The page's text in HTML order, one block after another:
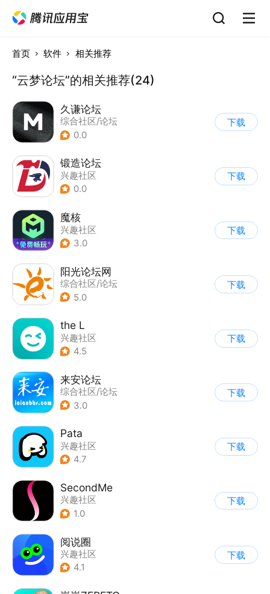
首页 软件 相关推荐
“云梦论坛”的相关推荐(24)
久谦论坛
综合社区/论坛
0.0
下载
锻造论坛
兴趣社区
0.0
下载
魔核
兴趣社区
3.0
下载
阳光论坛网
综合社区/论坛
5.0
下载
the L
兴趣社区
| 真人娱乐直播
4.5
下载
来安论坛
综合社区/论坛
| 综合服务
3.0
下载
Pata
兴趣社区
4.7
下载
SecondMe
兴趣社区
1.0
下载
阅说圈
兴趣社区
4.1
下载